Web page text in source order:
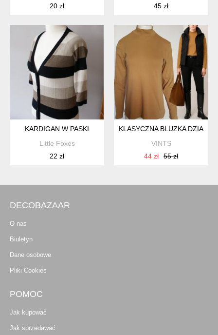
20 zł
45 zł
KARDIGAN W PASKI
Little Foxes
22 zł
KLASYCZNA BLUZKA
VINTS
44 zł
55 zł
DECOBAZAAR
O nas
Biuletyn
Dane osobowe
Pliki Cookies
POMOC
Jak kupować
Jak sprzedawać